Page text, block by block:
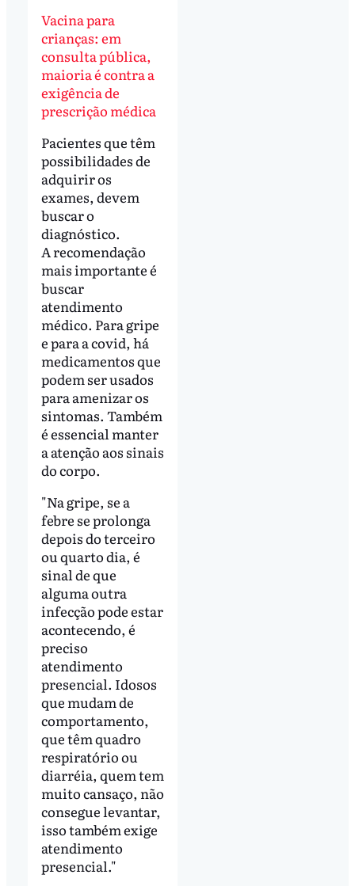
Vacina para
crianças: em
consulta pública,
maioria é contra a
exigência de
prescrição médica
Pacientes que têm
possibilidades de
adquirir os
exames, devem
buscar o
diagnóstico.
A recomendação
mais importante é
buscar
atendimento
médico. Para gripe
e para a covid, há
medicamentos que
podem ser usados
para amenizar os
sintomas. Também
é essencial manter
a atenção aos sinais
do corpo.
"Na gripe, se a
febre se prolonga
depois do terceiro
ou quarto dia, é
sinal de que
alguma outra
infecção pode estar
acontecendo, é
preciso
atendimento
presencial. Idosos
que mudam de
comportamento,
que têm quadro
respiratório ou
diarréia, quem tem
muito cansaço, não
consegue levantar,
isso também exige
atendimento
presencial."